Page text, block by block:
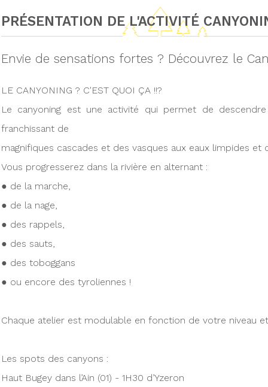
PRÉSENTATION DE L'ACTIVITÉ
Envie de sensations fortes ? Découvrez le
LE CANYONING ? C'EST QUOI ÇA !!?
Le canyoning est une activité qui permet de
franchissant de
magnifiques cascades et des vasques aux eaux limpides et
Vous progresserez dans la rivière en alternant :
● de la marche,
● de la nage,
● des rappels,
● des sauts,
● des toboggans
● ou encore des tyroliennes !
Chaque atelier est modulable en fonction de votre niveau
Les spots des canyons :
Haut Bugey dans l’Ain (01) - 1H30 d’Yzeron